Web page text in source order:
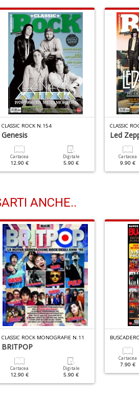
CLASSIC ROCK N.154
Genesis
Cartacea
12.90 €
Digitale
5.90 €
CLASSIC
Led
Cartacea
9.90 €
ANCHE..
CLASSIC ROCK MONOGRAFIE N.11
BRITPOP
Cartacea
12.90 €
Digitale
5.90 €
Cartacea
7.90 €